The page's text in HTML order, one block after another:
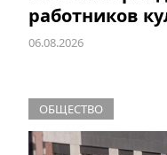
работников
06.08.2026
ОБЩЕСТВО